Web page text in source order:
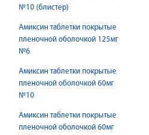
№10 (блистер)
Амиксин таблетки покрытые
пленочной оболочкой 125мг
№6
Амиксин таблетки покрытые
пленочной оболочкой 60мг
№10
Амиксин таблетки покрытые
пленочной оболочкой 60мг